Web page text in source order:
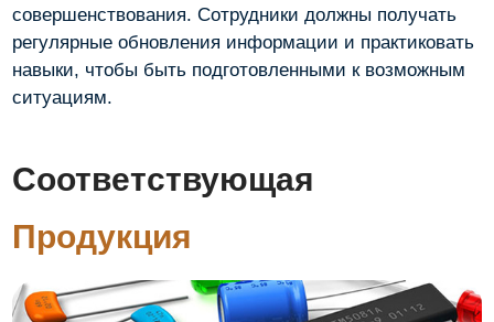
совершенствования. Сотрудники должны получать
регулярные обновления информации и практиковать
навыки, чтобы быть подготовленными к возможным
ситуациям.
Соответствующая
Продукция